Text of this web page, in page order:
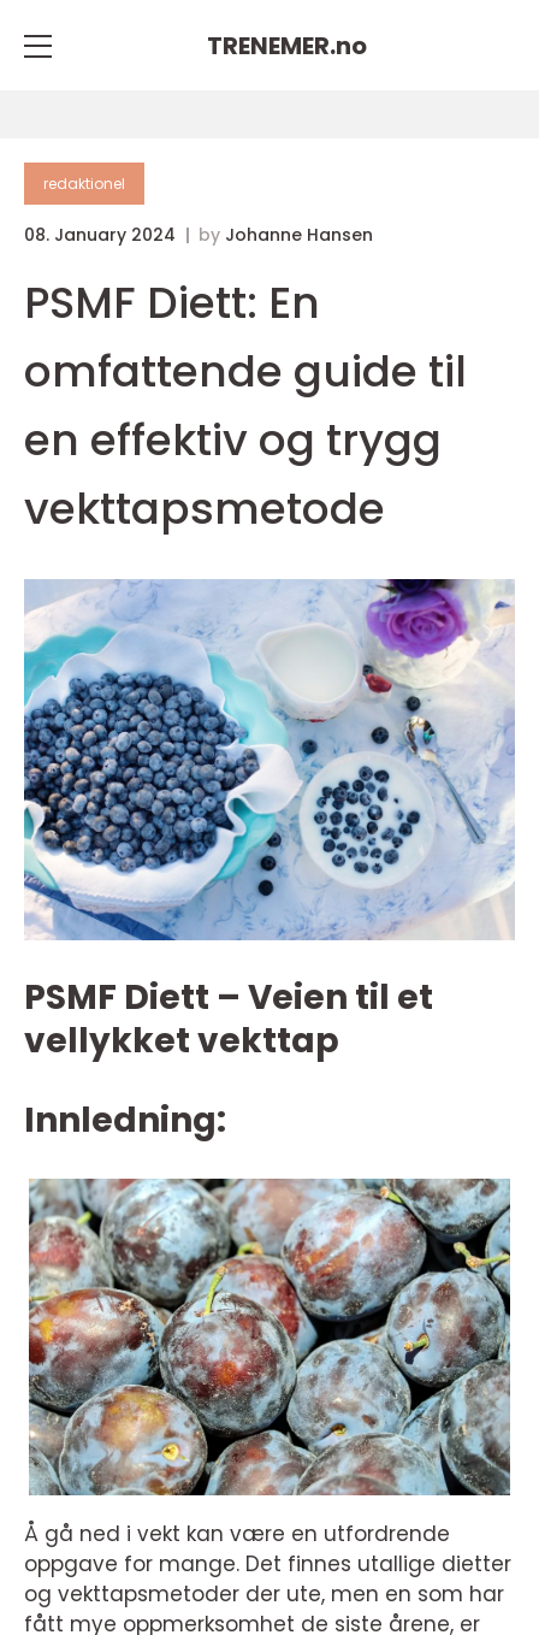
TRENEMER.no
redaktionel
08. January 2024 by Johanne Hansen
PSMF Diett: En
omfattende guide til
en effektiv og trygg
vekttapsmetode
PSMF Diett – Veien til et
vellykket vekttap
Innledning:
Å gå ned i vekt kan være en utfordrende
oppgave for mange. Det finnes utallige dietter
og vekttapsmetoder der ute, men en som har
fått mye oppmerksomhet de siste årene, er